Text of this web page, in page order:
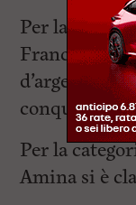
Per la
Franca Stella
d’argento,
conquistato
Per la
Amina si è